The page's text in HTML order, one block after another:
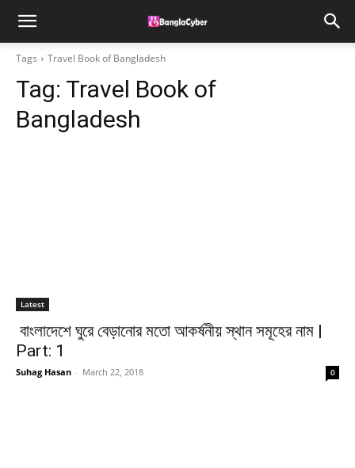
Tags Travel Book of Bangladesh
Tag: Travel Book of
Bangladesh
Latest
বাংলাদেশে ঘুরে বেড়ানোর মতো আকর্ষনীয় স্থান সমূহের নাম |
Part: 1
Suhag Hasan - March 22, 2018 0